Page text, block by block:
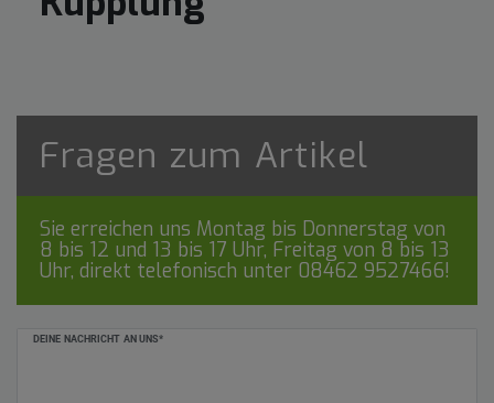
Fragen zum Artikel
Sie erreichen uns Montag bis Donnerstag von
8 bis 12 und 13 bis 17 Uhr, Freitag von 8 bis 13
Uhr, direkt telefonisch unter 08462 9527466!
DEINE NACHRICHT AN UNS*
Ceres::Template.mailFormHoneypotLabel